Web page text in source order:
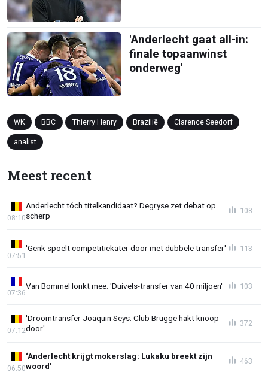
'Anderlecht gaat all-in:
finale topaanwinst
onderweg'
WK BBC Thierry Henry Brazilië Clarence Seedorf
analist
Meest recent
Anderlecht tóch titelkandidaat? Degryse zet debat op
scherp
08:10
108
'Genk spoelt competitiekater door met dubbele transfer'
07:51
113
Van Bommel lonkt mee: 'Duivels-transfer van 40 miljoen'
07:36
103
'Droomtransfer Joaquin Seys: Club Brugge hakt knoop
door'
07:12
372
‘Anderlecht krijgt mokerslag: Lukaku breekt zijn
woord’
06:50
463